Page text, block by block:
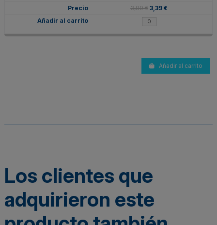
3,99 € 3,39 €
Añadir al carrito
Los clientes que
adquirieron este